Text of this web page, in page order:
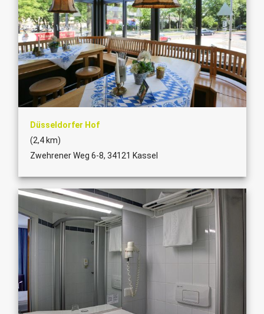
Düsseldorfer Hof
(2,4 km)
Zwehrener Weg 6-8, 34121 Kassel